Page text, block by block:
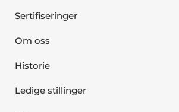
Sertifiseringer
Om oss
Historie
Ledige stillinger